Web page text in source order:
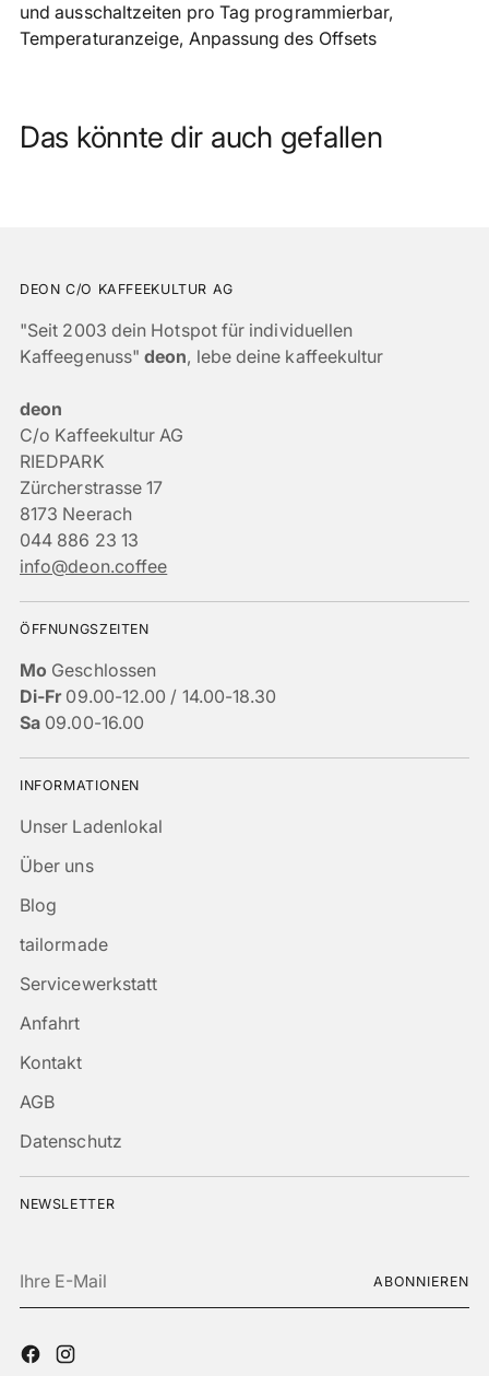
und ausschaltzeiten pro Tag programmierbar,
Temperaturanzeige, Anpassung des Offsets
Das könnte dir auch gefallen
DEON C/O KAFFEEKULTUR AG
"Seit 2003 dein Hotspot für individuellen
Kaffeegenuss"deon, lebe deine kaffeekultur
deon
C/o Kaffeekultur AG
RIEDPARK
Zürcherstrasse 17
8173 Neerach
044 886 23 13
info@deon.coffee
ÖFFNUNGSZEITEN
Mo Geschlossen
Di-Fr09.00-12.00 / 14.00-18.30
Sa 09.00-16.00
INFORMATIONEN
Unser Ladenlokal
Über uns
Blog
tailormade
Servicewerkstatt
Anfahrt
Kontakt
AGB
Datenschutz
NEWSLETTER
E-
ABONNIEREN